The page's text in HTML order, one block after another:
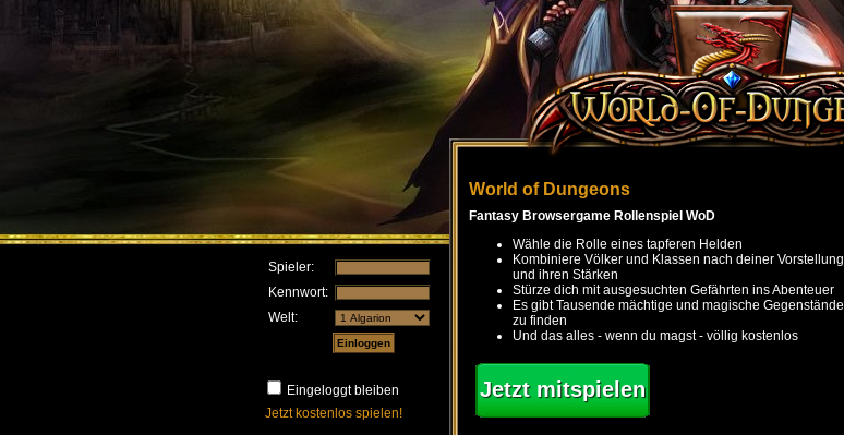
Spieler:
Kennwort:
Welt:
Eingeloggt bleiben
Jetzt kostenlos spielen!
World of Dungeons
Fantasy Browsergame Rollenspiel WoD
Wähle die Rolle eines tapferen Helden
Kombiniere Völker und Klassen nach deiner Vorstellung
und ihren Stärken
Stürze dich mit ausgesuchten Gefährten ins Abenteuer
Es gibt Tausende mächtige und magische Gegenstände
zu finden
Und das alles - wenn du magst - völlig kostenlos
Jetzt mitspielen